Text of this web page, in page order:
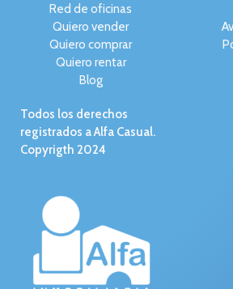
Red de oficinas
Quiero vender
Quiero comprar
Quiero rentar
Blog
Todos los derechos
registrados a Alfa Casual.
Copyrigth 2024